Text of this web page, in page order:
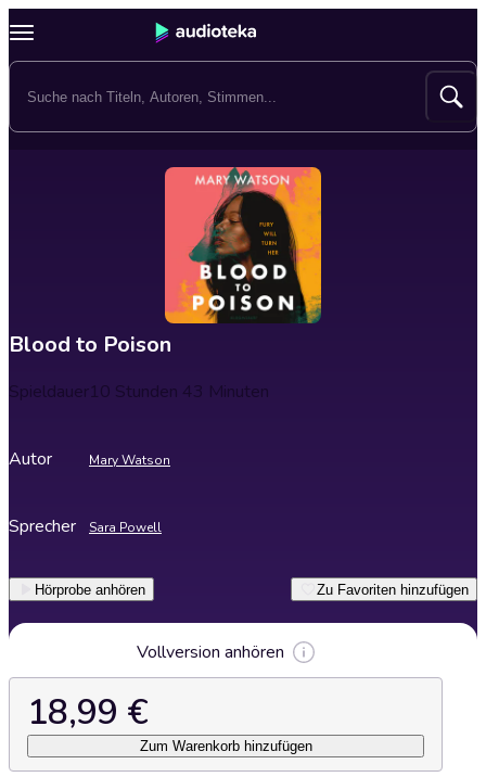
Blood to Poison
Spieldauer10 Stunden 43 Minuten
Autor Mary Watson
Sprecher Sara Powell
Hörprobe anhören Zu Favoriten hinzufügen
Vollversion anhören
18,99 €
Zum Warenkorb hinzufügen